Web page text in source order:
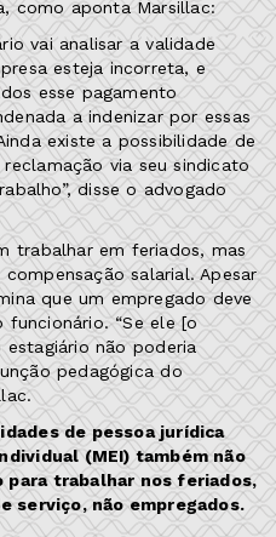
como aponta Marsillac:
vai analisar a validade
esteja incorreta, e
esse pagamento
a indenizar por essas
existe a possibilidade de
via seu sindicato
disse o advogado
trabalhar em feriados, mas
salarial. Apesar
que um empregado deve
funcionário. “Se ele [o
não poderia
pedagógica do
de pessoa jurídica
(MEI) também não
para trabalhar nos feriados,
serviço, não empregados.